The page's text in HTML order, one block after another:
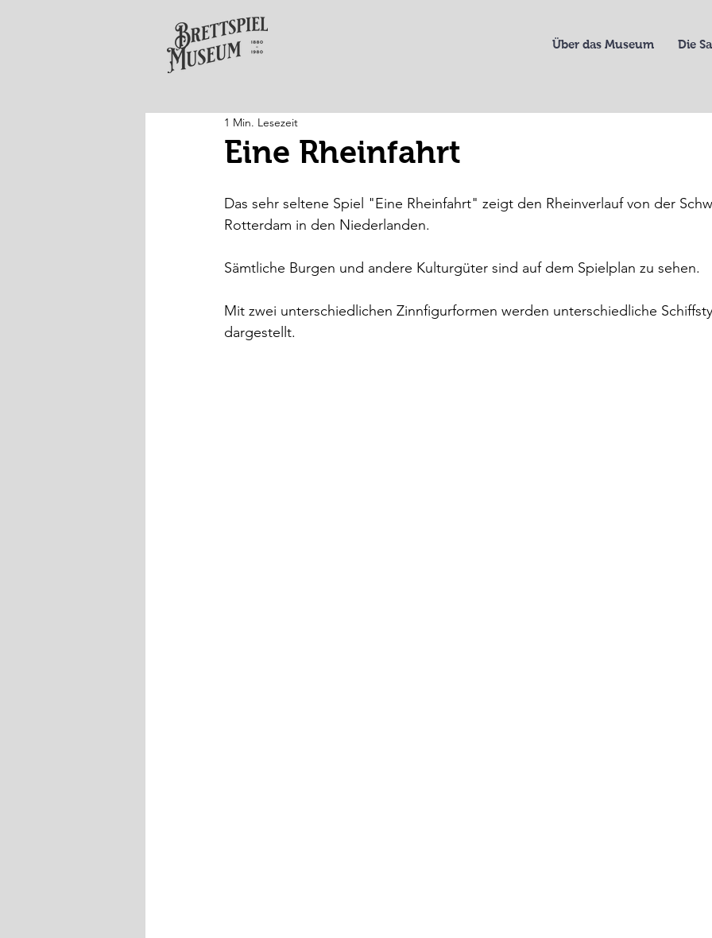
Über das Museum Die
Eine Rheinfahrt
1 Min. Lesezeit
Das sehr seltene Spiel "Eine Rheinfahrt" zeigt den Rheinverlauf von der
Rotterdam in den Niederlanden.
Sämtliche Burgen und andere Kulturgüter sind auf dem Spielplan zu sehen.
Mit zwei unterschiedlichen Zinnfigurformen werden unterschiedliche
dargestellt.